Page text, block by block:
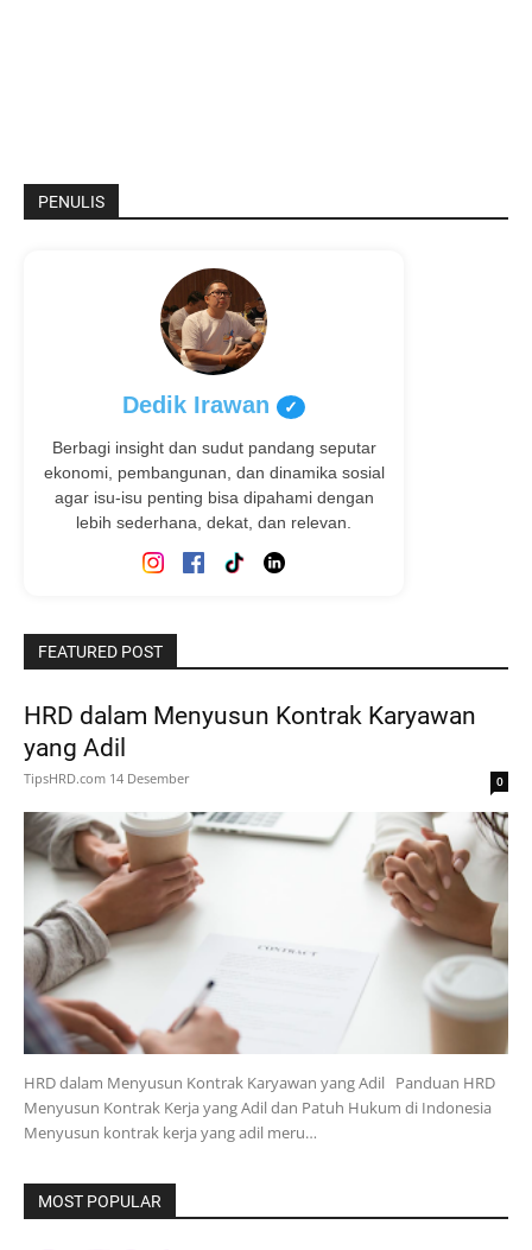
PENULIS
Dedik Irawan ✓
Berbagi insight dan sudut pandang seputar
ekonomi, pembangunan, dan dinamika sosial
agar isu-isu penting bisa dipahami dengan
lebih sederhana, dekat, dan relevan.
FEATURED POST
HRD dalam Menyusun Kontrak Karyawan
yang Adil
TipsHRD.com 14 Desember 0
HRD dalam Menyusun Kontrak Karyawan yang Adil Panduan HRD
Menyusun Kontrak Kerja yang Adil dan Patuh Hukum di Indonesia
Menyusun kontrak kerja yang adil meru…
MOST POPULAR